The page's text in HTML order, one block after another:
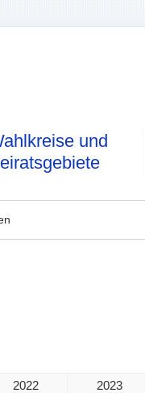
und
2022 2023